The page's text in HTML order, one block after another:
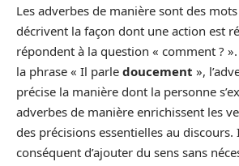
Les adverbes de manière sont des
décrivent la façon dont une action est
répondent à la question « comment ?
la phrase « Il parle doucement »,
précise la manière dont la personne
adverbes de manière enrichissent les
des précisions essentielles au
conséquent d’ajouter du sens sans